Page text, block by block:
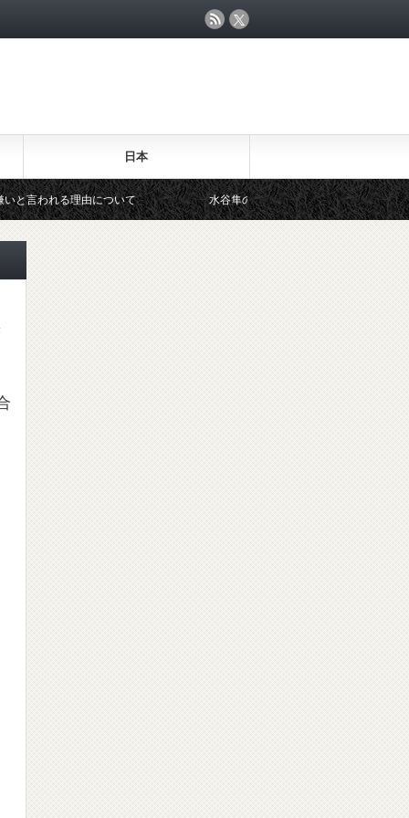
日本
理由について 水谷隼の年収発言「推定1億円！」なぜ卓球選手はこ